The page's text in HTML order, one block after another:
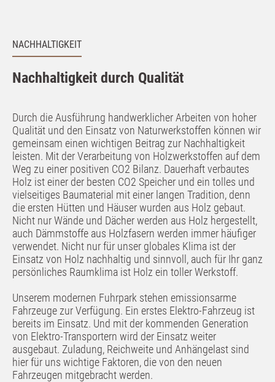
NACHHALTIGKEIT
Nachhaltigkeit durch Qualität
Durch die Ausführung handwerklicher Arbeiten von hoher
Qualität und den Einsatz von Naturwerkstoffen können wir
gemeinsam einen wichtigen Beitrag zur Nachhaltigkeit
leisten. Mit der Verarbeitung von Holzwerkstoffen auf dem
Weg zu einer positiven CO2 Bilanz. Dauerhaft verbautes
Holz ist einer der besten CO2 Speicher und ein tolles und
vielseitiges Baumaterial mit einer langen Tradition, denn
die ersten Hütten und Häuser wurden aus Holz gebaut.
Nicht nur Wände und Dächer werden aus Holz hergestellt,
auch Dämmstoffe aus Holzfasern werden immer häufiger
verwendet. Nicht nur für unser globales Klima ist der
Einsatz von Holz nachhaltig und sinnvoll, auch für Ihr ganz
persönliches Raumklima ist Holz ein toller Werkstoff.
Unserem modernen Fuhrpark stehen emissionsarme
Fahrzeuge zur Verfügung. Ein erstes Elektro-Fahrzeug ist
bereits im Einsatz. Und mit der kommenden Generation
von Elektro-Transportern wird der Einsatz weiter
ausgebaut. Zuladung, Reichweite und Anhängelast sind
hier für uns wichtige Faktoren, die von den neuen
Fahrzeugen mitgebracht werden.